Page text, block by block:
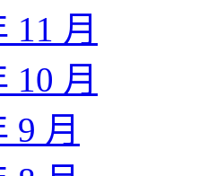
11 月
10 月
9 月